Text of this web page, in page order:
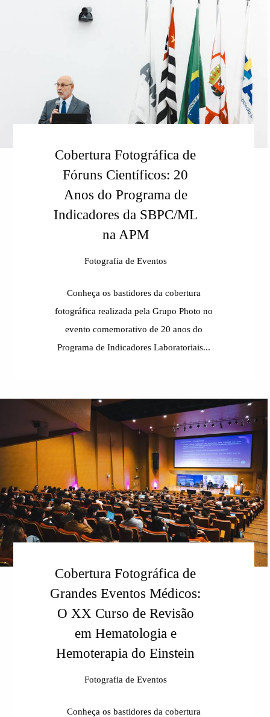
Cobertura Fotográfica de
Fóruns Científicos: 20
Anos do Programa de
Indicadores da SBPC/ML
na APM
Fotografia de Eventos
Conheça os bastidores da cobertura
fotográfica realizada pela Grupo Photo no
evento comemorativo de 20 anos do
Programa de Indicadores Laboratoriais...
Cobertura Fotográfica de
Grandes Eventos Médicos:
O XX Curso de Revisão
em Hematologia e
Hemoterapia do Einstein
Fotografia de Eventos
Conheça os bastidores da cobertura